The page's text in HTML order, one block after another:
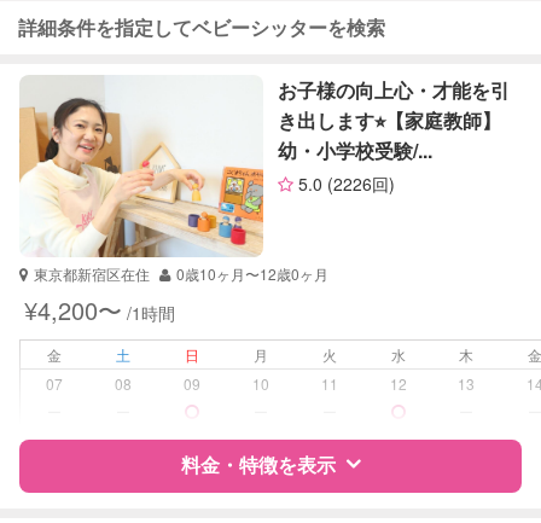
詳細条件を指定してベビーシッターを検索
お子様の向上心・才能を引
き出します⭐︎【家庭教師】
幼・小学校受験/...
5.0 (2226回)
東京都新宿区在住 0歳10ヶ月〜12歳0ヶ月
¥4,200〜 /1時間
金 土 日 月 火 水 木
07
08 09 10 11 12 13
料金・特徴を表示